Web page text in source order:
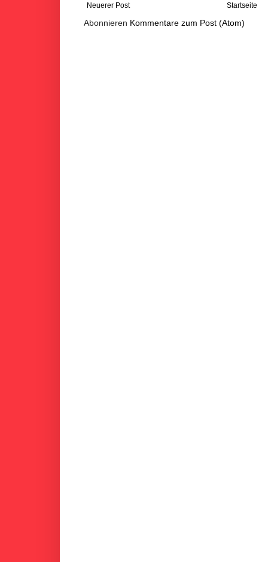
Neuerer Post Startseite
Abonnieren Kommentare zum Post (Atom)